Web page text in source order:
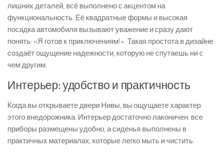
лишних деталей, всё выполнено с акцентом на
функциональность. Её квадратные формы и высокая
посадка автомобиля вызывают уважение и сразу дают
понять: «Я готов к приключениям!». Такая простота в дизайне
создаёт ощущение надежности, которую не спутаешь ни с
чем другим.
Интерьер: удобство и практичность
Когда вы открываете двери Нивы, вы ощущаете характер
этого внедорожника. Интерьер достаточно лаконичен: все
приборы размещены удобно, а сиденья выполнены в
практичных материалах, которые легко мыть и чистить.